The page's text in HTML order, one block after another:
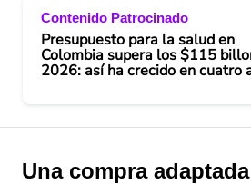
Contenido Patrocinado
Presupuesto para la salud en
Colombia supera los $115
2026: así ha crecido en cuatro
Una compra